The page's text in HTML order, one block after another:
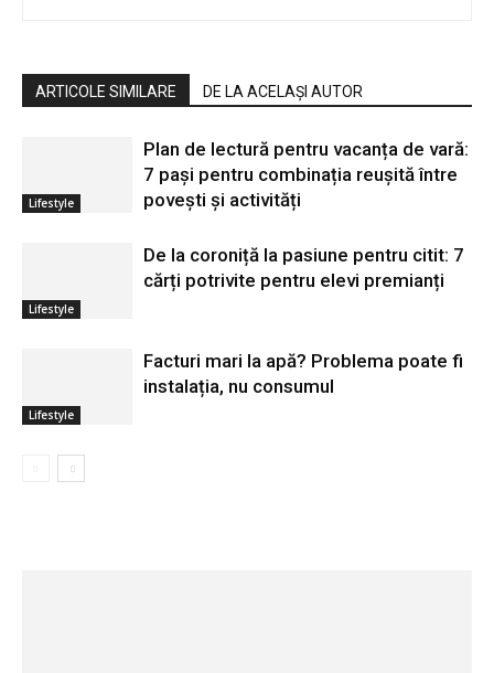
ARTICOLE SIMILARE DE LA ACELAȘI AUTOR
Lifestyle
Plan de lectură pentru vacanța de vară:
7 pași pentru combinația reușită între
povești și activități
Lifestyle
De la coroniță la pasiune pentru citit: 7
cărți potrivite pentru elevi premianți
Lifestyle
Facturi mari la apă? Problema poate fi
instalația, nu consumul